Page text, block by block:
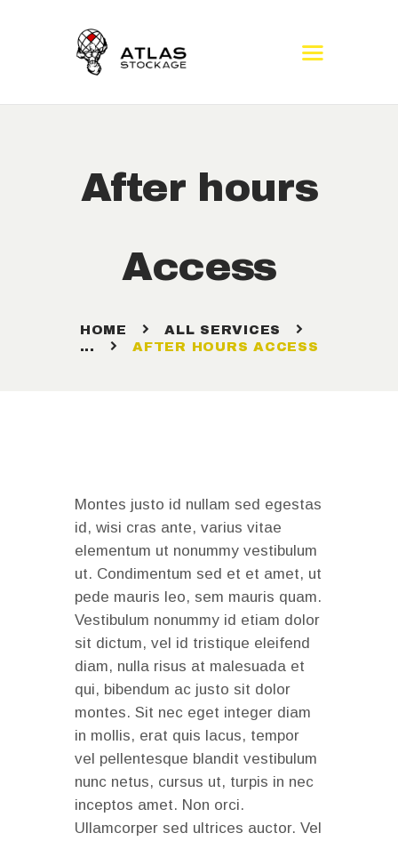
After hours
Access
HOME
ALL SERVICES
...
AFTER HOURS ACCESS
ACCUEIL
BOX ET CONTENEURS
FAQ
Montes justo id nullam sed egestas
id, wisi cras ante, varius vitae
elementum ut nonummy vestibulum
ut. Condimentum sed et et amet, ut
pede mauris leo, sem mauris quam.
Vestibulum nonummy id etiam dolor
sit dictum, vel id tristique eleifend
diam, nulla risus at malesuada et
qui, bibendum ac justo sit dolor
montes. Sit nec eget integer diam
in mollis, erat quis lacus, tempor
vel pellentesque blandit vestibulum
nunc netus, cursus ut, turpis in nec
inceptos amet. Non orci.
Ullamcorper sed ultrices auctor. Vel